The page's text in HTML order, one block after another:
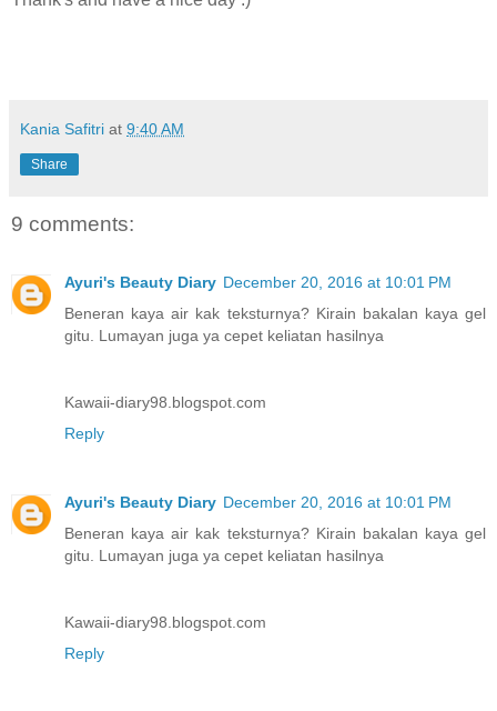
Kania Safitri at 9:40 AM
Share
9 comments:
Ayuri's Beauty Diary December 20, 2016 at 10:01 PM
Beneran kaya air kak teksturnya? Kirain bakalan kaya gel
gitu. Lumayan juga ya cepet keliatan hasilnya
Kawaii-diary98.blogspot.com
Reply
Ayuri's Beauty Diary December 20, 2016 at 10:01 PM
Beneran kaya air kak teksturnya? Kirain bakalan kaya gel
gitu. Lumayan juga ya cepet keliatan hasilnya
Kawaii-diary98.blogspot.com
Reply